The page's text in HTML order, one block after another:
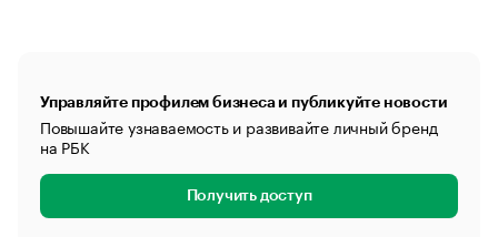
Управляйте профилем бизнеса и публикуйте новости
Повышайте узнаваемость и развивайте личный бренд
на РБК
Получить доступ